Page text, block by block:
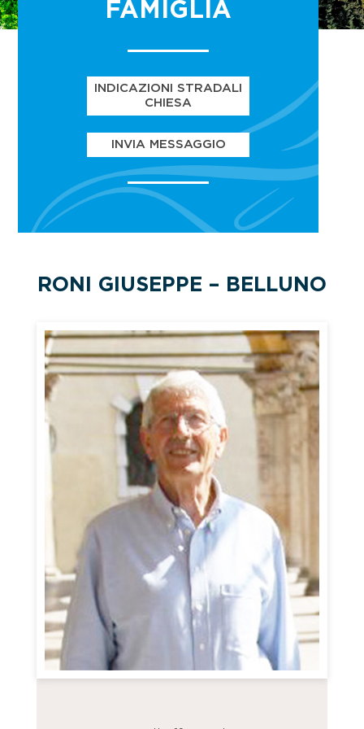
FAMIGLIA
INDICAZIONI STRADALI
CHIESA
INVIA MESSAGGIO
RONI GIUSEPPE – BELLUNO